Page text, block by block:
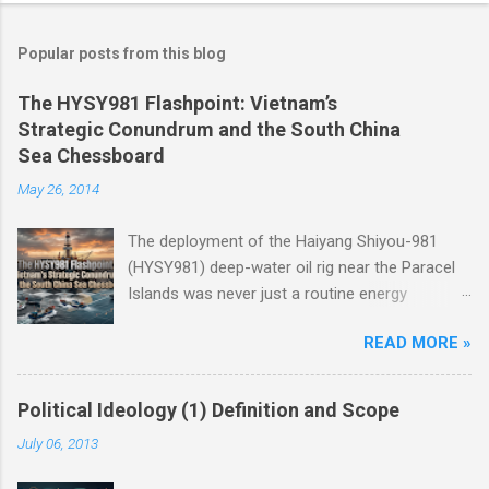
Popular posts from this blog
The HYSY981 Flashpoint: Vietnam’s
Strategic Conundrum and the South China
Sea Chessboard
May 26, 2014
The deployment of the Haiyang Shiyou-981
(HYSY981) deep-water oil rig near the Paracel
Islands was never just a routine energy
masterclass in China’s gray-zone tactics ,
meticulously engineered to test the breaking
points of both Vietnam and ASEAN. The
ultimate conundrum for Hanoi and the wider
READ MORE »
Political Ideology (1) Definition and Scope
July 06, 2013